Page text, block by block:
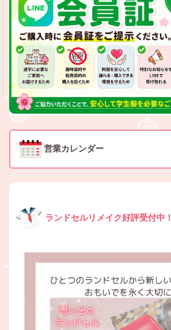
営業カレンダー
ランドセルリメイク好評受付中！